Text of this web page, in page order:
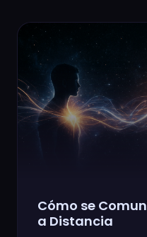
Cómo se
a Distancia